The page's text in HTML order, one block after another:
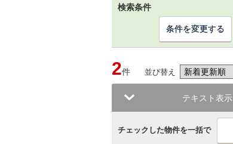
検索条件
条件を変更する
2件 並び替え
テキスト表示
チェックした物件を一括で